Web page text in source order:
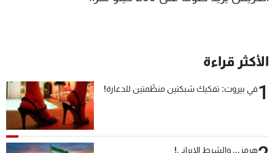
الأكثر قراءة
1في بيروت: تفكيك شبكتين منظّمتين للدعارة!
هرمز... والشرط الإيراني!